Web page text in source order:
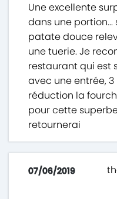
Une excellente
dans une
patate douce
une tuerie. Je
restaurant qui est
avec une entrée,
réduction la
pour cette
retournerai
07/06/2019